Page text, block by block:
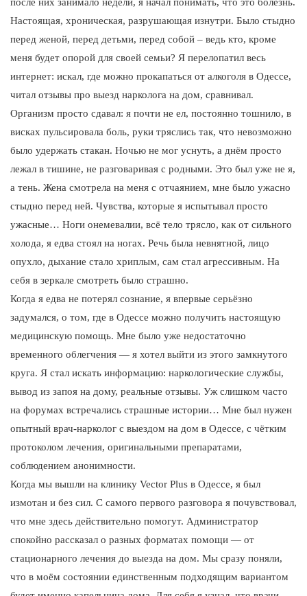
Настоящая, хроническая, разрушающая изнутри. Было стыдно
перед женой, перед детьми, перед собой – ведь кто, кроме
меня будет опорой для своей семьи? Я перелопатил весь
интернет: искал, где можно прокапаться от алкоголя в Одессе,
читал отзывы про выезд нарколога на дом, сравнивал.
Организм просто сдавал: я почти не ел, постоянно тошнило, в
висках пульсировала боль, руки тряслись так, что невозможно
было удержать стакан. Ночью не мог уснуть, а днём просто
лежал в тишине, не разговаривая с родными. Это был уже не я,
а тень. Жена смотрела на меня с отчаянием, мне было ужасно
стыдно перед ней. Чувства, которые я испытывал просто
ужасные… Ноги онемевалии, всё тело трясло, как от сильного
холода, я едва стоял на ногах. Речь была невнятной, лицо
опухло, дыхание стало хриплым, сам стал агрессивным. На
себя в зеркале смотреть было страшно.
Когда я едва не потерял сознание, я впервые серьёзно
задумался, о том, где в Одессе можно получить настоящую
медицинскую помощь. Мне было уже недостаточно
временного облегчения — я хотел выйти из этого замкнутого
круга. Я стал искать информацию: наркологические службы,
вывод из запоя на дому, реальные отзывы. Уж слишком часто
на форумах встречались страшные истории… Мне был нужен
опытный врач-нарколог с выездом на дом в Одессе, с чётким
протоколом лечения, оригинальными препаратами,
соблюдением анонимности.
Когда мы вышли на клинику Vector Plus в Одессе, я был
измотан и без сил. С самого первого разговора я почувствовал,
что мне здесь действительно помогут. Администратор
спокойно рассказал о разных форматах помощи — от
стационарного лечения до выезда на дом. Мы сразу поняли,
что в моём состоянии единственным подходящим вариантом